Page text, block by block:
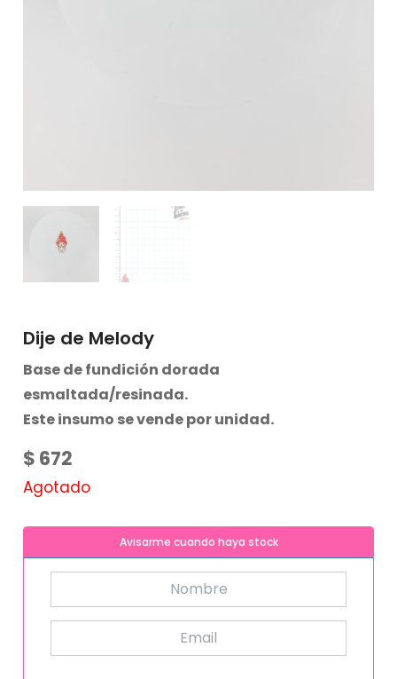
Dije de Melody
Base de fundición dorada
esmaltada/resinada.
Este insumo se vende por unidad.
$ 672
Agotado
Avisarme cuando haya stock